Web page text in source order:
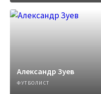
Александр Зуев
ФУТБОЛИСТ